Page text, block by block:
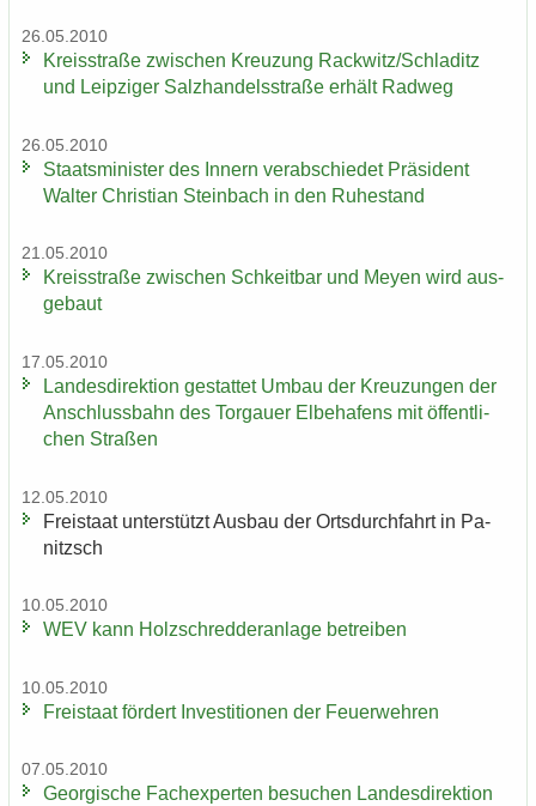
26.05.2010
Kreis­stra­ße zwi­schen Kreu­zung Rack­witz/Schla­ditz
und Leip­zi­ger Salz­han­dels­stra­ße er­hält Rad­weg
26.05.2010
Staats­mi­nis­ter des In­nern ver­ab­schie­det Prä­si­dent
Wal­ter Chris­ti­an Stein­bach in den Ru­he­stand
21.05.2010
Kreis­stra­ße zwi­schen Schkeit­bar und Meyen wird aus­
ge­baut
17.05.2010
Lan­des­di­rek­ti­on ge­stat­tet Umbau der Kreu­zun­gen der
An­schluss­bahn des Tor­gau­er El­be­ha­fens mit öf­fent­li­
chen Stra­ßen
12.05.2010
Frei­staat un­ter­stützt Aus­bau der Orts­durch­fahrt in Pa­
nitzsch
10.05.2010
WEV kann Holz­schred­de­r­an­la­ge be­trei­ben
10.05.2010
Frei­staat för­dert In­ves­ti­tio­nen der Feu­er­weh­ren
07.05.2010
Ge­or­gi­sche Fach­ex­per­ten be­su­chen Lan­des­di­rek­ti­on